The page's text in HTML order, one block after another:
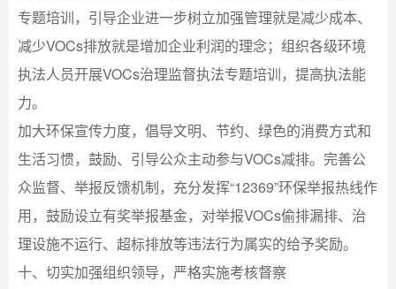
专题培训，引导企业进一步树立加强管理就是减少成本、
减少VOCs排放就是增加企业利润的理念；组织各级环境
执法人员开展VOCs治理监督执法专题培训，提高执法能
力。
加大环保宣传力度，倡导文明、节约、绿色的消费方式和
生活习惯，鼓励、引导公众主动参与VOCs减排。完善公
众监督、举报反馈机制，充分发挥“12369”环保举报热线作
用，鼓励设立有奖举报基金，对举报VOCs偷排漏排、治
理设施不运行、超标排放等违法行为属实的给予奖励。
十、切实加强组织领导，严格实施考核督察